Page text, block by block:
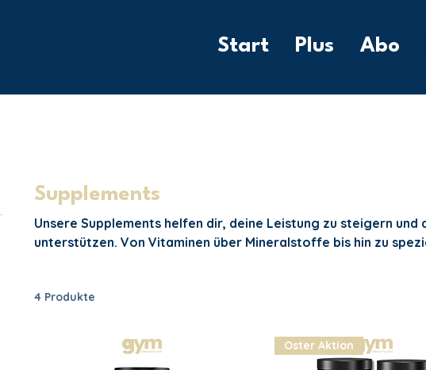
Start Plus Abo
Supplements
Unsere Supplements helfen dir, deine Leistung zu steigern und
unterstützen. Von Vitaminen über Mineralstoffe bis hin zu
noch erfolgreicher machen.
4 Produkte
Oster Aktion